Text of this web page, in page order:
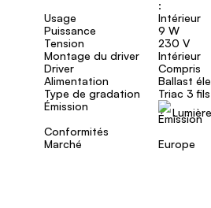
Usage
Intérieur
Puissance
9 W
Tension
230 V
Montage du driver
Intérieur
Driver
Compris
Alimentation
Ballast
Type de gradation
Triac 3 fils
Émission
Conformités
Marché
Europe